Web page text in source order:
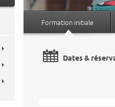
Formation initiale
Dates &